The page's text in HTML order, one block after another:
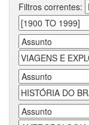
Filtros correntes: